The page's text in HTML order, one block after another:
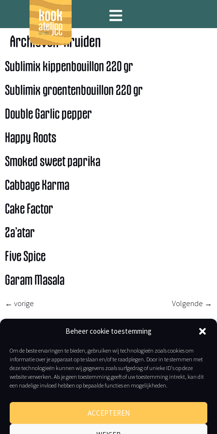
Beheer cookie toestemming
Om de beste ervaringen te bieden, gebruiken wij technologieën zoals cookies om
informatie over je apparaat op te slaan en/of te raadplegen. Door in te stemmen met
deze technologieën kunnen wij gegevens zoals surfgedrag of unieke ID's op deze
website verwerken. Als je geen toestemming geeft of uw toestemming intrekt, kan dit
een nadelige invloed hebben op bepaalde functies en mogelijkheden.
ACCEPTEREN
Archieven:Kruiden
Sublimix kippenbouillon 220 gr
Sublimix groentenbouillon 220 gr
Double Garlic pepper
Happy Roots
Smoked sweet paprika
Cabbage Karma
Cake Factor
Za’atar
Five Spice
Garam Masala
← vorige Volgende →
LOCATIE
KOOKSTUDIO
Oudenburgsesteenweg
31 Loods
F10
8400
Oostende
België
NIEUWSBRIEF
INSCHRIJVEN